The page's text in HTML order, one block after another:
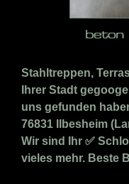
Stahltreppen,
Ihrer Stadt
uns gefunden
76831 Ilbesheim
Wir sind Ihr ✅
vieles mehr. Beste